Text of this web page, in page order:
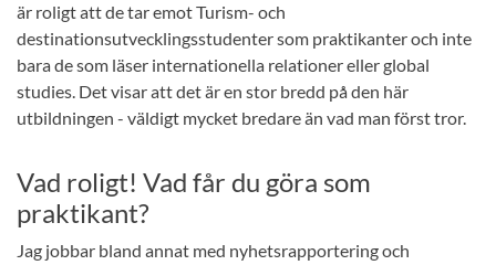
är roligt att de tar emot Turism- och
destinationsutvecklingsstudenter som praktikanter och inte
bara de som läser internationella relationer eller global
studies. Det visar att det är en stor bredd på den här
utbildningen - väldigt mycket bredare än vad man först tror.
Vad roligt! Vad får du göra som
praktikant?
Jag jobbar bland annat med nyhetsrapportering och